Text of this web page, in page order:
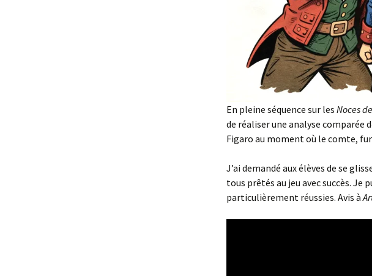
En pleine séquence sur les Noces
de réaliser une analyse comparée
Figaro au moment où le comte,
J’ai demandé aux élèves de se
tous prêtés au jeu avec succès. Je
particulièrement réussies. Avis à